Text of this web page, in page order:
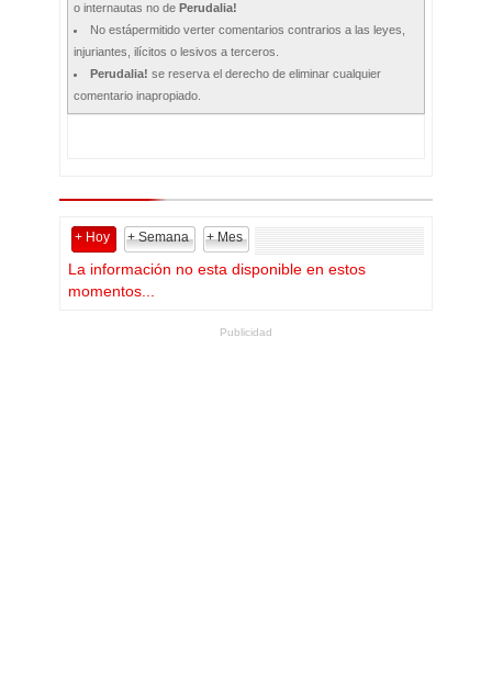
o internautas no dePerudalia!
No estápermitido verter comentarios contrarios a las leyes,
injuriantes, ilícitos o lesivos a terceros.
Perudalia! se reserva el derecho de eliminar cualquier
comentario inapropiado.
+ Hoy + Semana + Mes
La información no esta disponible en estos
momentos...
Publicidad